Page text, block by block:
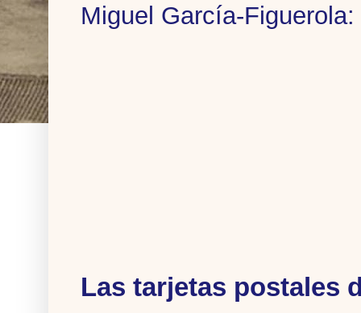
Miguel García-Figuerola:
Las tarjetas postales